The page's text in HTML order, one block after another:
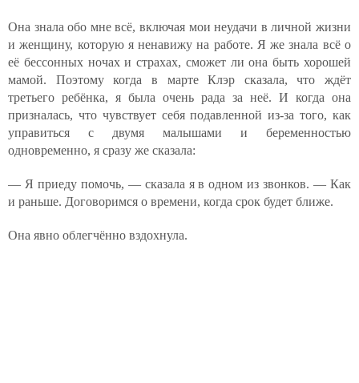
Она знала обо мне всё, включая мои неудачи в личной жизни
и женщину, которую я ненавижу на работе. Я же знала всё о
её бессонных ночах и страхах, сможет ли она быть хорошей
мамой. Поэтому когда в марте Клэр сказала, что ждёт
третьего ребёнка, я была очень рада за неё. И когда она
призналась, что чувствует себя подавленной из-за того, как
управиться с двумя малышами и беременностью
одновременно, я сразу же сказала:
— Я приеду помочь, — сказала я в одном из звонков. — Как
и раньше. Договоримся о времени, когда срок будет ближе.
Она явно облегчённо вздохнула.